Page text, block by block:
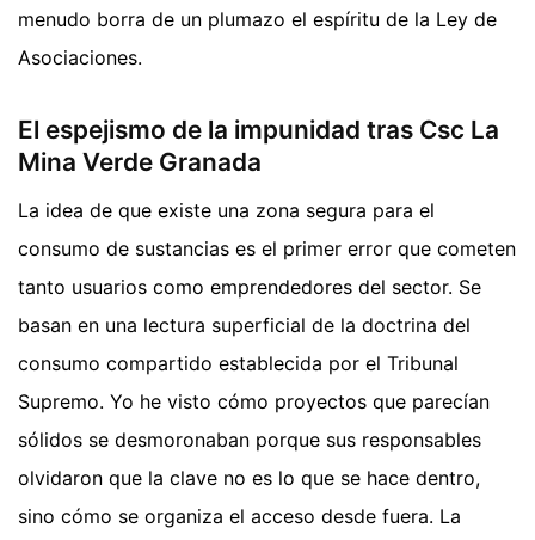
menudo borra de un plumazo el espíritu de la Ley de
Asociaciones.
El espejismo de la impunidad tras Csc La
Mina Verde Granada
La idea de que existe una zona segura para el
consumo de sustancias es el primer error que cometen
tanto usuarios como emprendedores del sector. Se
basan en una lectura superficial de la doctrina del
consumo compartido establecida por el Tribunal
Supremo. Yo he visto cómo proyectos que parecían
sólidos se desmoronaban porque sus responsables
olvidaron que la clave no es lo que se hace dentro,
sino cómo se organiza el acceso desde fuera. La